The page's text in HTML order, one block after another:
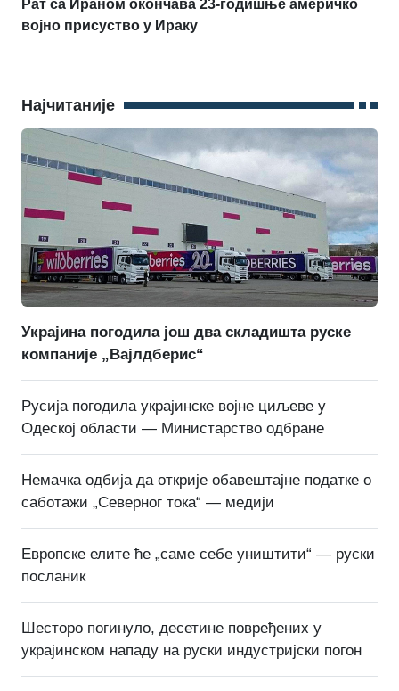
Рат са Ираном окончава 23-годишње америчко
војно присуство у Ираку
Најчитаније
Украјина погодила још два складишта руске
компаније „Вајлдберис“
Русија погодила украјинске војне циљеве у
Одеској области — Министарство одбране
Немачка одбија да открије обавештајне податке о
саботажи „Северног тока“ — медији
Европске елите ће „саме себе уништити“ — руски
посланик
Шесторо погинуло, десетине повређених у
украјинском нападу на руски индустријски погон